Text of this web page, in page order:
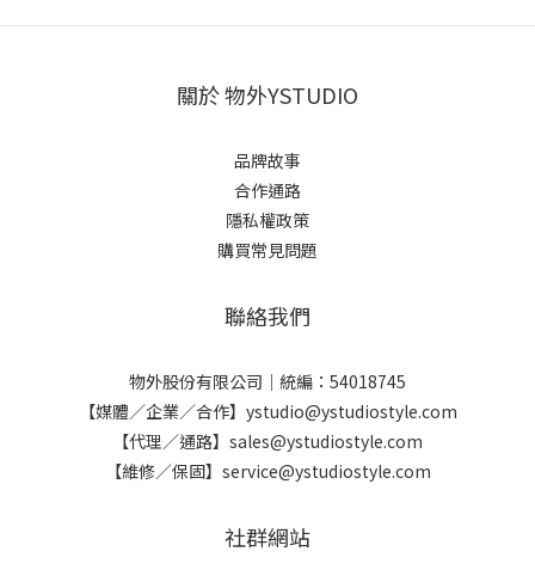
關於 物外YSTUDIO
品牌故事
合作通路
隱私權政策
購買常見問題
聯絡我們
物外股份有限公司｜統編：54018745
【媒體／企業／合作】ystudio@ystudiostyle.com
【代理／通路】sales@ystudiostyle.com
【維修／保固】service@ystudiostyle.com
社群網站